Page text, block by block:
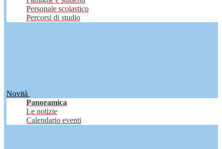
Personale scolastico
Percorsi di studio
Novità
Panoramica
Le notizie
Calendario eventi